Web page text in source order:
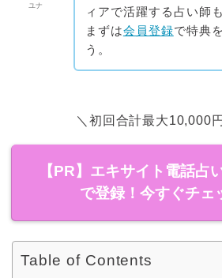
ユナ
ィアで活躍する占い師
まずは会員登録で特典
う。
＼初回合計最大10,000
【PR】エキサイト電話占
で登録！今すぐチェ
Table of Contents